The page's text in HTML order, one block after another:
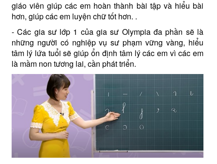
giáo viên giúp các em hoàn thành bài tập và hiểu bài
hơn, giúp các em luyện chữ tốt hơn. .
- Các gia sư lớp 1 của gia sư Olympia đa phần sẽ là
những người có nghiệp vụ sư phạm vững vàng, hiểu
tâm lý lứa tuổi sẽ giúp ổn định tâm lý các em vì các em
là mầm non tương lai, cần phát triển.